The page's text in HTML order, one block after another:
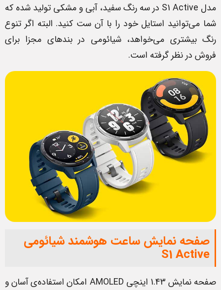
مدل S1 Active در سه رنگ سفید، آبی و مشکی تولید شده که
شما می‌توانید استایل خود را با آن ست کنید. البته اگر تنوع
رنگ بیشتری می‌خواهد، شیائومی در بندهای مجزا برای
فروش در نظر گرفته است.
صفحه نمایش ساعت هوشمند شیائومی
S1 Active
صفحه نمایش 1.43 اینچی AMOLED امکان استفاده‌ی آسان و